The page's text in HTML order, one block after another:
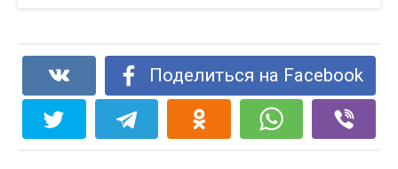
Поделиться на Facebook